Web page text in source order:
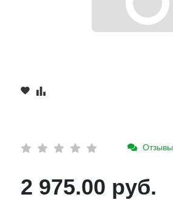
Отзывы
2 975.00 руб.